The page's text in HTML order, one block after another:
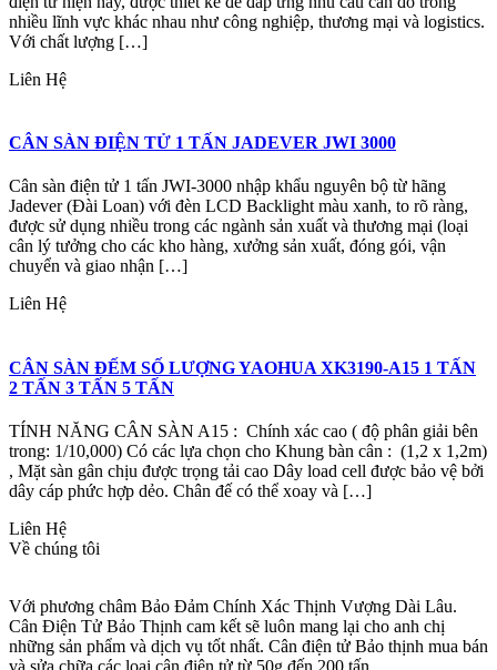
nhiều lĩnh vực khác nhau như công nghiệp, thương mại và logistics.
Với chất lượng […]
Liên Hệ
CÂN SÀN ĐIỆN TỬ 1 TẤN JADEVER JWI 3000
Cân sàn điện tử 1 tấn JWI-3000 nhập khẩu nguyên bộ từ hãng
Jadever (Đài Loan) với đèn LCD Backlight màu xanh, to rõ ràng,
được sử dụng nhiều trong các ngành sản xuất và thương mại (loại
cân lý tưởng cho các kho hàng, xưởng sản xuất, đóng gói, vận
chuyển và giao nhận […]
Liên Hệ
CÂN SÀN ĐẾM SỐ LƯỢNG YAOHUA XK3190-A15 1 TẤN
2 TẤN 3 TẤN 5 TẤN
TÍNH NĂNG CÂN SÀN A15 : Chính xác cao ( độ phân giải bên
trong: 1/10,000) Có các lựa chọn cho Khung bàn cân : (1,2 x 1,2m)
, Mặt sàn gân chịu được trọng tải cao Dây load cell được bảo vệ bởi
dây cáp phức hợp dẻo. Chân đế có thể xoay và […]
Liên Hệ
Về chúng tôi
Với phương châm Bảo Đảm Chính Xác Thịnh Vượng Dài Lâu.
Cân Điện Tử Bảo Thịnh cam kết sẽ luôn mang lại cho anh chị
những sản phẩm và dịch vụ tốt nhất. Cân điện tử Bảo thịnh mua bán
và sửa chữa các loại cân điện tử từ 50g đến 200 tấn.